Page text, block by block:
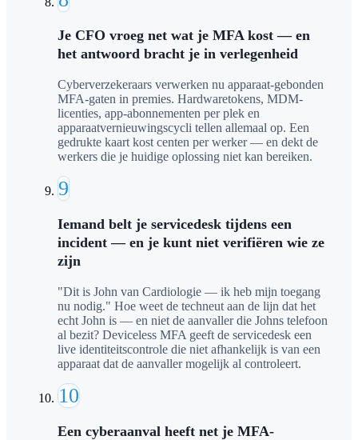
Je CFO vroeg net wat je MFA kost — en
het antwoord bracht je in verlegenheid
Cyberverzekeraars verwerken nu apparaat-gebonden
MFA-gaten in premies. Hardwaretokens, MDM-
licenties, app-abonnementen per plek en
apparaatvernieuwingscycli tellen allemaal op. Een
gedrukte kaart kost centen per werker — en dekt de
werkers die je huidige oplossing niet kan bereiken.
9
Iemand belt je servicedesk tijdens een
incident — en je kunt niet verifiëren wie ze
zijn
"Dit is John van Cardiologie — ik heb mijn toegang
nu nodig." Hoe weet de techneut aan de lijn dat het
echt John is — en niet de aanvaller die Johns telefoon
al bezit? Deviceless MFA geeft de servicedesk een
live identiteitscontrole die niet afhankelijk is van een
apparaat dat de aanvaller mogelijk al controleert.
10
Een cyberaanval heeft net je MFA-